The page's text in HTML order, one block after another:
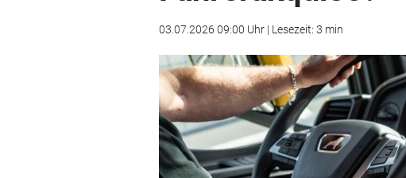
03.07.2026 09:00 Uhr | Lesezeit: 3 min